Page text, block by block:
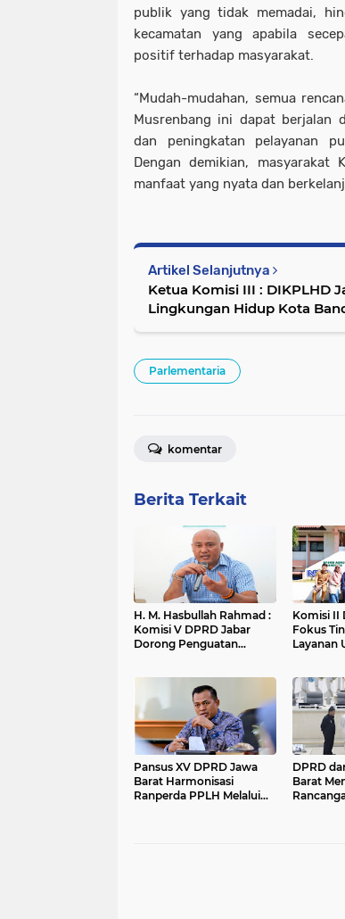
publik yang tidak memadai,
kecamatan yang apabila
positif terhadap masyarakat.
“Mudah-mudahan, semua
Musrenbang ini dapat berjalan
dan peningkatan pelayanan
Dengan demikian, masyarakat
manfaat yang nyata dan
Artikel Selanjutnya
Ketua Komisi III : DIKPLHD
Lingkungan Hidup Kota
Parlementaria
komentar
Berita Terkait
H. M. Hasbullah Rahmad :
Komisi V DPRD Jabar
Dorong Penguatan
Rakyat di Kabupaten
Bandung
Komisi II
Fokus
Layanan
Pansus XV DPRD Jawa
Barat Harmonisasi
Ranperda PPLH Melalui
DPRD
Barat